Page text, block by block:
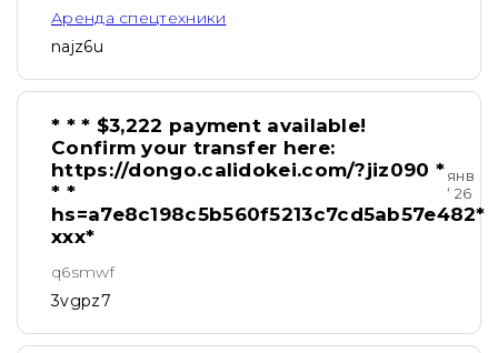
Аренда спецтехники
najz6u
* * * $3,222 payment available!
Confirm your transfer here:
https://dongo.calidokei.com/?jiz090 *
* *
hs=a7e8c198c5b560f5213c7cd5ab57e482*
ххх*
янв
‘ 26
q6smwf
3vgpz7